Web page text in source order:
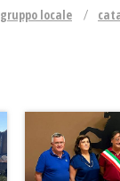
gruppo locale